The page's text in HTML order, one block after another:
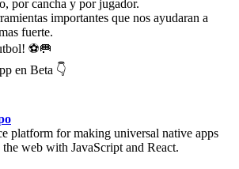
por cancha y por jugador.
importantes que nos ayudaran a
fuerte.
⚽🥅
en Beta 👇
platform for making universal native apps
web with JavaScript and React.